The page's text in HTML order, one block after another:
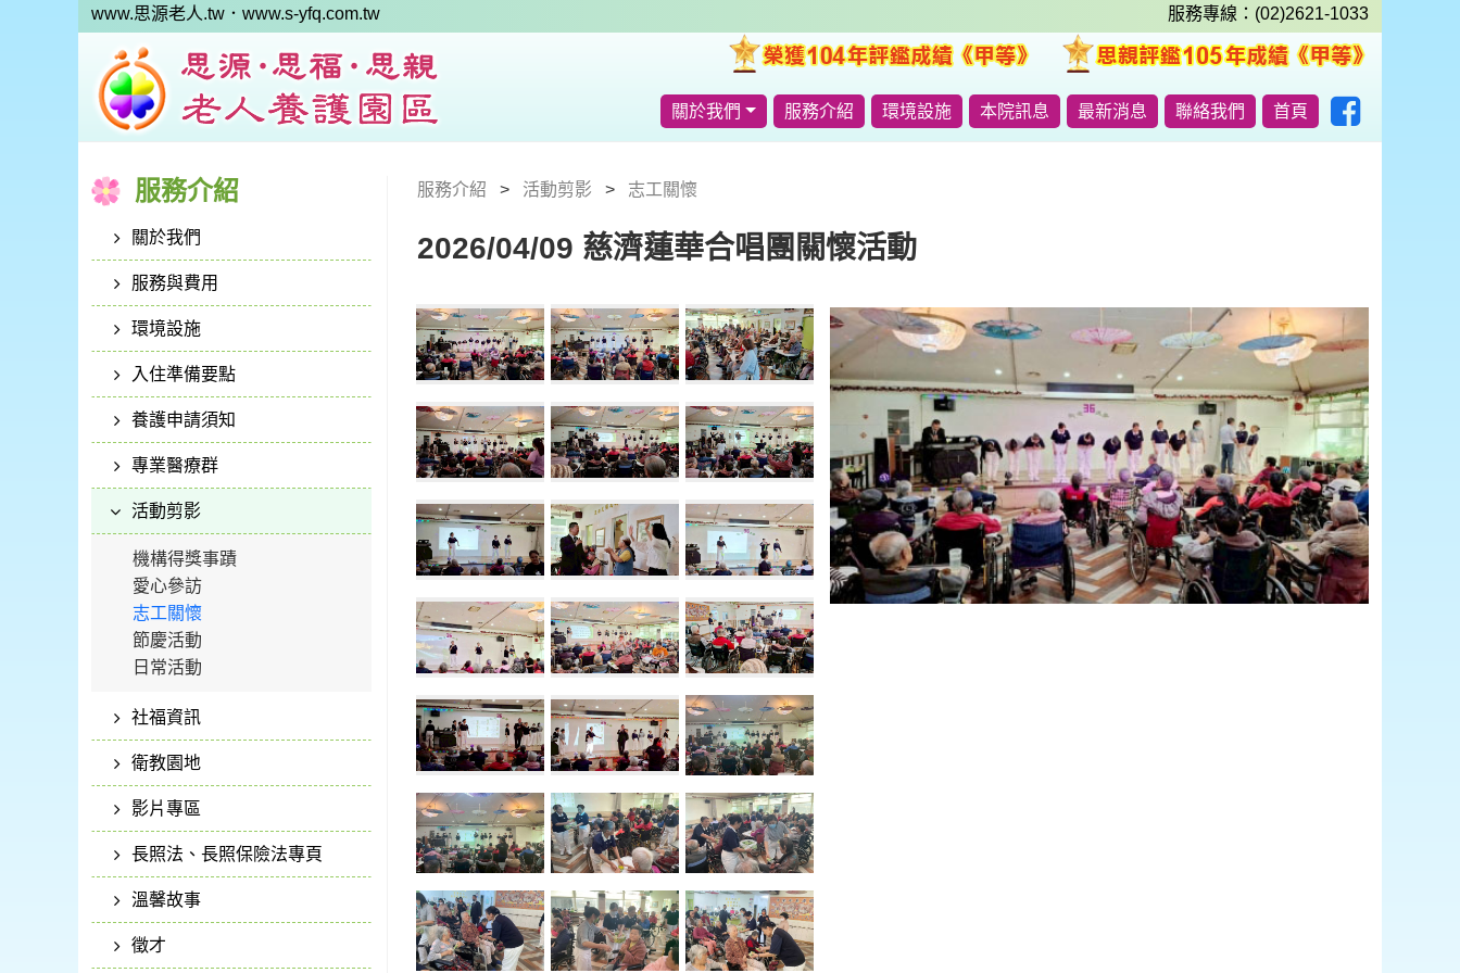
www.思源老人.tw ．www.s-yfq.com.tw 服務專線：(02)2621-1033
關於我們 服務介紹 環境設施 本院訊息 最新消息 聯絡我們 首頁
服務介紹 活動剪影 志工關懷
2026/04/09 慈濟蓮華合唱團關懷活動
服務介紹
關於我們
服務與費用
環境設施
入住準備要點
養護申請須知
專業醫療群
活動剪影
機構得獎事蹟
愛心參訪
志工關懷
節慶活動
日常活動
社福資訊
衛教園地
影片專區
長照法、長照保險法專頁
溫馨故事
徵才